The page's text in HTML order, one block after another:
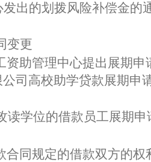
出的划拨风险补偿金的
变更
助管理中心提出展期申
司高校助学贷款展期申
学位的借款员工展期
同规定的借款双方的权